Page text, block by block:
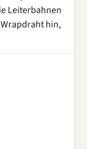
Leiterbahnen
Wrapdraht hin,